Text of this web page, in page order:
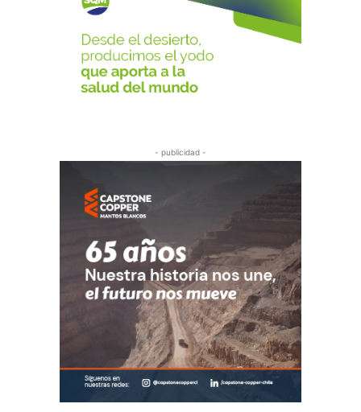
- publicidad -